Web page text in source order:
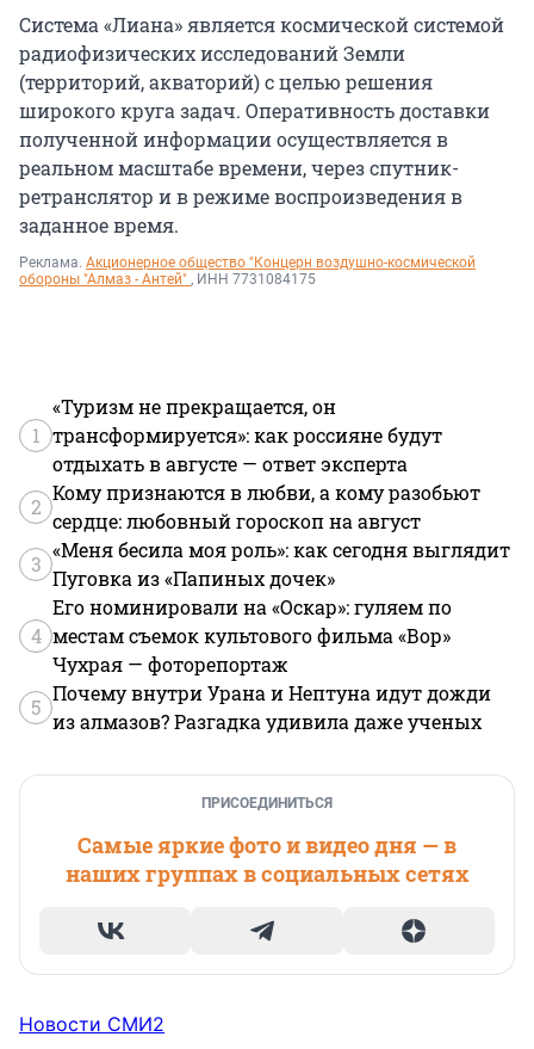
Система «Лиана» является космической системой
радиофизических исследований Земли
(территорий, акваторий) с целью решения
широкого круга задач. Оперативность доставки
полученной информации осуществляется в
реальном масштабе времени, через спутник-
ретранслятор и в режиме воспроизведения в
заданное время.
Реклама. Акционерное общество "Концерн воздушно-космической
обороны "Алмаз - Антей" , ИНН 7731084175
1
«Туризм не прекращается, он
трансформируется»: как россияне будут
отдыхать в августе — ответ эксперта
2
Кому признаются в любви, а кому разобьют
сердце: любовный гороскоп на август
3
«Меня бесила моя роль»: как сегодня выглядит
Пуговка из «Папиных дочек»
4
Его номинировали на «Оскар»: гуляем по
местам съемок культового фильма «Вор»
Чухрая — фоторепортаж
5
Почему внутри Урана и Нептуна идут дожди
из алмазов? Разгадка удивила даже ученых
ПРИСОЕДИНИТЬСЯ
Самые яркие фото и видео дня — в
наших группах в социальных сетях
Новости СМИ2